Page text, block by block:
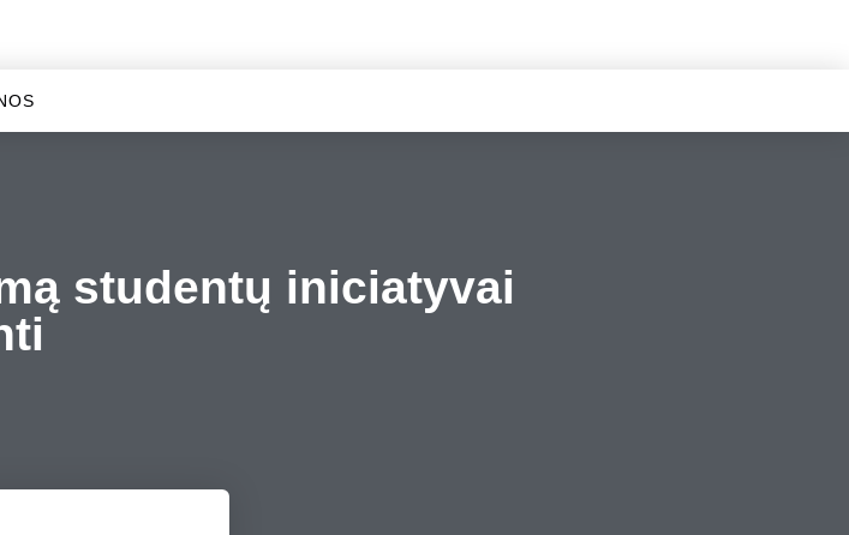
studentų iniciatyvai